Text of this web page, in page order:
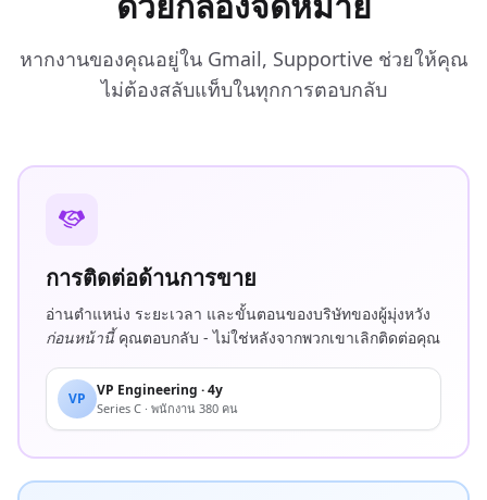
หากงานของคุณอยู่ใน Gmail, Supportive ช่วยให้คุณ
ไม่ต้องสลับแท็บในทุกการตอบกลับ
การติดต่อด้านการขาย
อ่านตำแหน่ง ระยะเวลา และขั้นตอนของบริษัทของผู้มุ่งหวัง
ก่อนหน้านี้คุณตอบกลับ - ไม่ใช่หลังจากพวกเขาเลิกติดต่อคุณ
VP VP Engineering · 4y
Series C · พนักงาน 380 คน